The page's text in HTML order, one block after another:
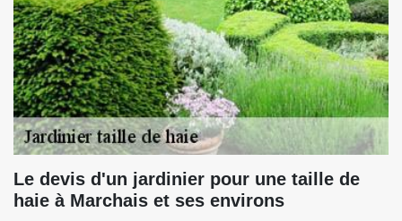
Le devis d'un jardinier pour une taille de
haie à Marchais et ses environs